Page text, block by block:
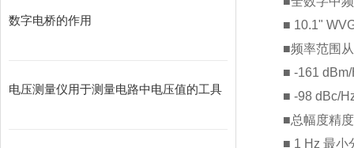
数字电桥的作用
电压测量仪用于测量电路中电压值的工具
■ 10.1"
■频率范围从
■ -161
■ -98 dBc/
■总幅度精度
■ 1 Hz 最小